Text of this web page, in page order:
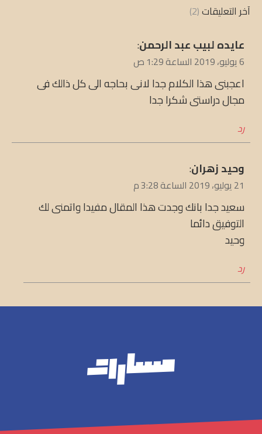
آخر التعليقات(2)
يقول
عايده لبيب عبد الرحمن:
6 يوليو، 2019 الساعة 1:29 ص
اعجبنى هذا الكلام جدا لانى بحاجه الى كل ذالك فى
مجال دراستى شكرا جدا
رد
يقول
وحيد زهران:
21 يوليو، 2019 الساعة 3:28 م
سعيد جدا بانك وجدت هذا المقال مفيدا واتمنى لك
التوفيق دائما
وحيد
رد